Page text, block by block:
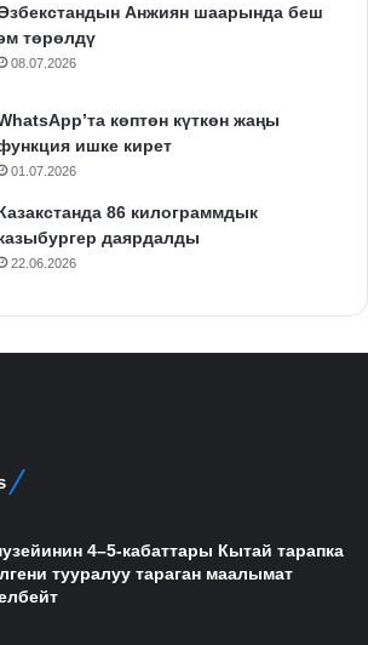
Анжиян шаарында беш
төрөлдү
08.07.2026
көптөн күткөн жаңы
ишке кирет
01.07.2026
86 килограммдык
даярдалды
22.06.2026
4–5-кабаттары Кытай тарапка
тууралуу тараган маалымат